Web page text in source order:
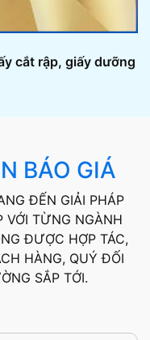
cắt rập, giấy dưỡng
BÁO GIÁ
ĐẾN GIẢI PHÁP
VỚI TỪNG NGÀNH
ĐƯỢC HỢP TÁC,
HÀNG, QUÝ ĐỐI
SẮP TỚI.